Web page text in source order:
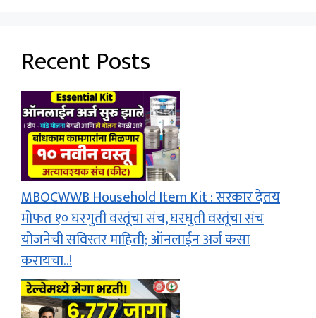
Recent Posts
MBOCWWB Household Item Kit : सरकार देतय
मोफत १० घरगुती वस्तूंचा संच, घरघुती वस्तूंचा संच
योजनेची सविस्तर माहिती; ऑनलाईन अर्ज कसा
करायचा..!